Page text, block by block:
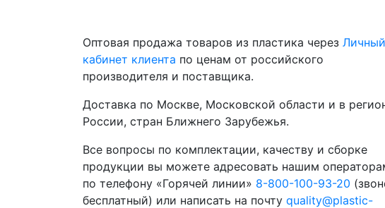
Оптовая продажа товаров из пластика через Личный
кабинет клиента по ценам от российского
производителя и поставщика.
Доставка по Москве, Московской области и в
России, стран Ближнего Зарубежья.
Все вопросы по комплектации, качеству и сборке
продукции вы можете адресовать нашим
по телефону «Горячей линии» 8-800-100-93-20
бесплатный) или написать на почту quality@plastic-